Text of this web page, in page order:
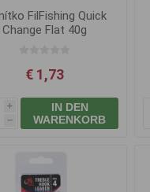
FilFishing Quick
Change Flat 40g
€ 1,73
i
h
IN DEN
WARENKORB